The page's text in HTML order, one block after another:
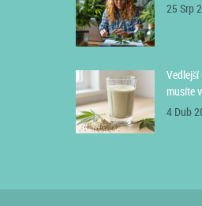
25 Srp
musíte
4 Dub